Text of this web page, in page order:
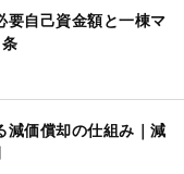
要自己資金額と一棟マ
減価償却の仕組み｜減